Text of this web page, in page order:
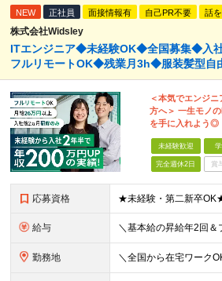
NEW 正社員 面接情報有 自己PR不要 話
株式会社Widsley
ITエンジニア◆未経験OK◆全国募集◆入
フルリモートOK◆残業月3h◆服装髪型自
＜本気でエンジ
方へ＞ 一生モノ
を手に入れよう◎
未経験歓迎
完全週休2日 賞
応募資格
給与
勤務地